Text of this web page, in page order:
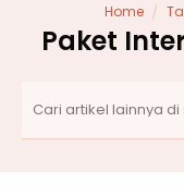
Home /
Paket